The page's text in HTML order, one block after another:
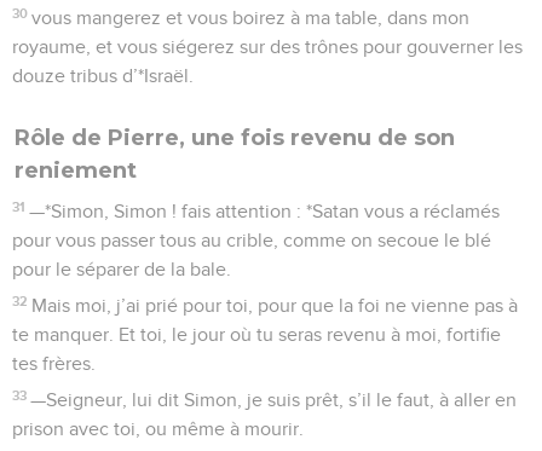
30 vous mangerez et vous boirez à ma table, dans mon
royaume, et vous siégerez sur des trônes pour gouverner les
douze tribus d’*Israël.
Rôle de Pierre, une fois revenu de son
reniement
31 —*Simon, Simon ! fais attention : *Satan vous a réclamés
pour vous passer tous au crible, comme on secoue le blé
pour le séparer de la bale.
32 Mais moi, j’ai prié pour toi, pour que la foi ne vienne pas à
te manquer. Et toi, le jour où tu seras revenu à moi, fortifie
tes frères.
33 —Seigneur, lui dit Simon, je suis prêt, s’il le faut, à aller en
prison avec toi, ou même à mourir.